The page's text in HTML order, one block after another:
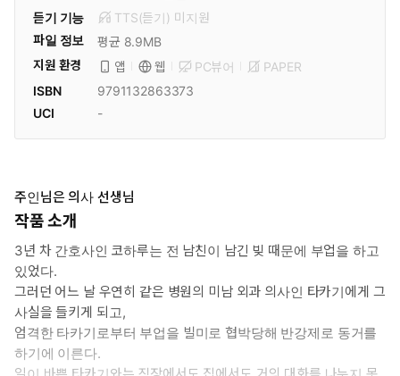
듣기 기능
TTS(듣기) 미 지원
파일 정보
평균 8.9MB
지원 환경
앱 웹 PC뷰어
PAPER
ISBN
9791132863373
UCI
-
주인님은 의사 선생님
작품 소개
3년 차 간호사인 코하루는 전 남친이 남긴 빚 때문에 부업을 하고
있었다.
그러던 어느 날 우연히 같은 병원의 미남 외과 의사인 타카기에게 그
사실을 들키게 되고,
엄격한 타카기로부터 부업을 빌미로 협박당해 반강제로 동거를
하기에 이른다.